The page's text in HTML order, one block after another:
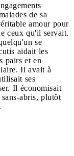
de sa
amour pour
ceux qu'il servait.
se
aidait les
pairs et en
Il avait à
ses
Il économisait
abris, plutôt